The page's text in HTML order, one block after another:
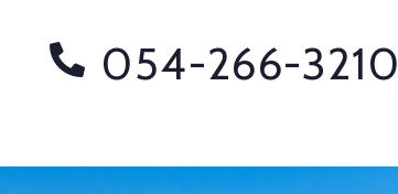
054-266-3210